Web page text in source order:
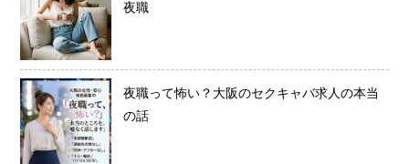
夜職
夜職って怖い？大阪のセクキャバ求人の本当
の話